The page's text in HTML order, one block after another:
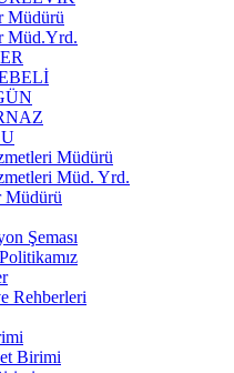
Müdürü
Müd.Yrd.
Müdürü
Müd. Yrd.
Müdürü
Şeması
Rehberleri
Birimi